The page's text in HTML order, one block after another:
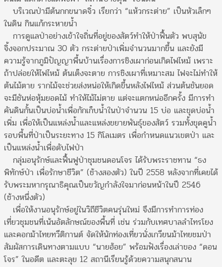
บริเวณป่ามีต้นกกขนาดจิ๋ว เรียกว่า “แห้วกระต่าย” เป็นหัวเล็กๆ
ในดิน กินแก้กระหายน้ำ
การดูแลป่าอย่างเข้าใจถิ่นที่อยู่ของสัตว์ทำให้ป่าฟื้นตัว พบสุนัข
จิ้งจอกประมาณ 30 ตัว กระต่ายป่าเพิ่มจำนวนมากขึ้น และยังมี
ความรู้จากภูมิปัญญาพื้นบ้านเรื่องการชิงเผาก่อนเกิดไฟไหม้ เพราะ
ถ้าปล่อยให้ไฟไหม้ ต้นเต็งจะตาย การชิงเผาที่เหมาะสม ไฟจะไม่ทำให้
ต้นไม้ตาย รากไม้จะช่วยส่งหน่อให้เกิดขึ้นหลังไฟไหม้ ส่วนต้นชันยอด
จะมีชันห่อหุ้มยอดไม้ ทำให้ไม้ไม่ตาย แต่จะแตกหน่ออีกครั้ง มีการทำ
คันดินกั้นเป็นบ่อน้ำเพื่อกักเก็บน้ำในป่าจำนวน 15 บ่อ และขุดบ่อน้ำ
เพิ่ม เพื่อให้เป็นแหล่งน้ำและแหล่งขยายพันธุ์ของสัตว์ รวมทั้งขุดคูน้ำ
รอบพื้นที่ป่าเป็นระยะทาง 15 กิโลเมตร เพื่อกำหนดแนวเขตป่า และ
เป็นแหล่งน้ำเพื่อดับไฟป่า
กลุ่มอนุรักษ์และฟื้นฟูป่าชุมชนดอนโจร ได้รับพระราชทาน “ธง
พิทักษ์ป่า เพื่อรักษาชีวิต” (ช้างสองตัว) ในปี 2558 หลังจากที่เคยได้
รับพระมหากรุณาธิคุณเป็นขวัญกำลังใจมาก่อนหน้าในปี 2546
(ช้างหนึ่งตัว)
เพื่อให้งานอนุรักษ์อยู่ในวิถีชีวิตคนรุ่นใหม่ จึงมีการทำการท่อง
เที่ยวชุมชนที่เน้นอัตลักษณ์ของพื้นที่ เช่น ร่วมกับเทศบาลลำไทรโยง
และคอกม้าไทยทวีติกานต์ จัดให้นักท่องเที่ยวนั่งเกวียนม้าไทยชมป่า
สัมผัสการเดินทางตามแบบ “นายฮ้อย” พร้อมฟังเรื่องเล่าของ “ดอน
โจร” ในอดีต และตะลุย 12 สถานีเรียนรู้ด้วยความสนุกสนาน